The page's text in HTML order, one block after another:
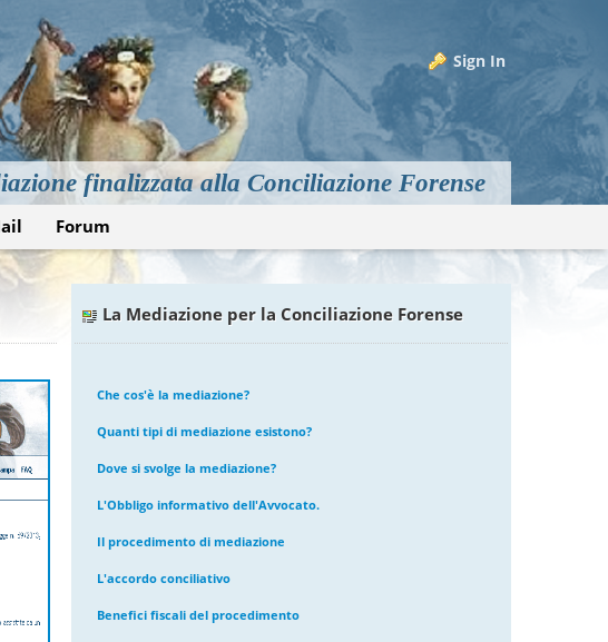
Sign In
finalizzata alla Conciliazione Forense
Forum
La Mediazione per la Conciliazione Forense
Che cos'è la mediazione?
Quanti tipi di mediazione esistono?
Dove si svolge la mediazione?
L'Obbligo informativo dell'Avvocato.
Il procedimento di mediazione
L'accordo conciliativo
Benefici fiscali del procedimento